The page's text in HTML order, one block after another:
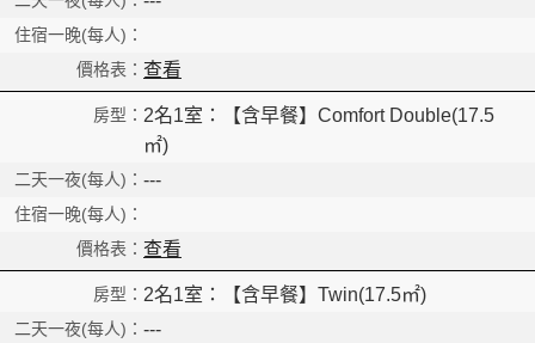
查看
2名1室：【含早餐】Comfort Double(17.5
㎡)
---
查看
2名1室：【含早餐】Twin(17.5㎡)
---